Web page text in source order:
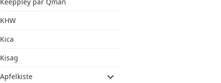
KHW
Kica
Kisag
Apfelkiste